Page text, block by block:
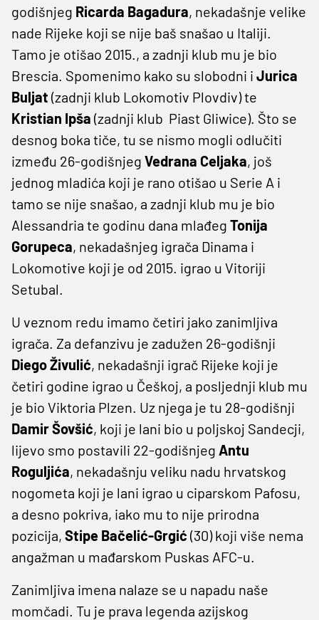
godišnjeg Ricarda Bagadura, nekadašnje velike
nade Rijeke koji se nije baš snašao u Italiji.
Tamo je otišao 2015., a zadnji klub mu je bio
Brescia. Spomenimo kako su slobodni i Jurica
Buljat (zadnji klub Lokomotiv Plovdiv) te
Kristian Ipša (zadnji klub Piast Gliwice). Što se
desnog boka tiče, tu se nismo mogli odlučiti
između 26-godišnjeg Vedrana Celjaka, još
jednog mladića koji je rano otišao u Serie A i
tamo se nije snašao, a zadnji klub mu je bio
Alessandria te godinu dana mlađeg Tonija
Gorupeca, nekadašnjeg igrača Dinama i
Lokomotive koji je od 2015. igrao u Vitoriji
Setubal.
U veznom redu imamo četiri jako zanimljiva
igrača. Za defanzivu je zadužen 26-godišnji
DiegoŽivulić, nekadašnji igrač Rijeke koji je
četiri godine igrao u Češkoj, a posljednji klub mu
je bio Viktoria Plzen. Uz njega je tu 28-godišnji
DamirŠovšić, koji je lani bio u poljskoj Sandecji,
lijevo smo postavili 22-godišnjeg Antu
Roguljića, nekadašnju veliku nadu hrvatskog
nogometa koji je lani igrao u ciparskom Pafosu,
a desno pokriva, iako mu to nije prirodna
pozicija, Stipe Bačelić-Grgić (30) koji više nema
angažman u mađarskom Puskas AFC-u.
Zanimljiva imena nalaze se u napadu naše
momčadi. Tu je prava legenda azijskog